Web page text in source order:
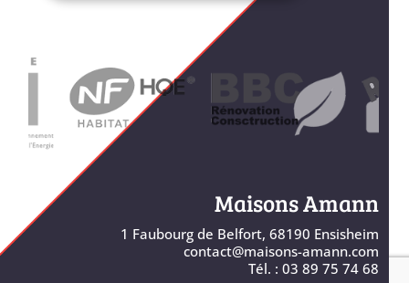
Maisons Amann
1 Faubourg de Belfort, 68190 Ensisheim
contact@maisons-amann.com
Tél. : 03 89 75 74 68